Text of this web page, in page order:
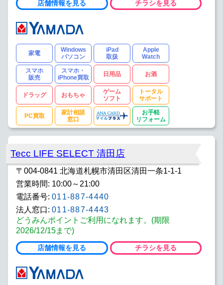
店舗情報を見る チラシを見る
家電
Windows
パソコン
iPad
取扱
Apple
Watch
スマホ
販売
スマホ・
iPhone買取
日用品 お酒
ドラッグ おもちゃ
ゲーム
ソフト
トータル
サポート
PC買取
家計相談
窓口
お手軽
リフォーム
Tecc LIFE SELECT 清田店
〒004-0841 北海道札幌市清田区清田一条1-1-1
営業時間: 10:00～21:00
電話番号: 011-887-4440
法人窓口: 011-887-4443
どうみんポイントご利用になれます。(期限
2026/12/15まで)
店舗情報を見る チラシを見る